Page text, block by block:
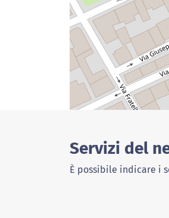
Servizi del
È possibile indicare i